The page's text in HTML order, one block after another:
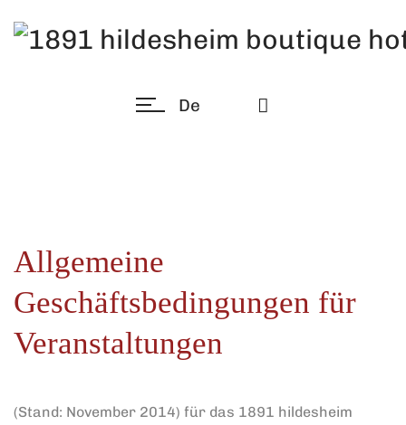
De
Allgemeine
Geschäftsbedingungen für
Veranstaltungen
(Stand: November 2014) für das 1891 hildesheim